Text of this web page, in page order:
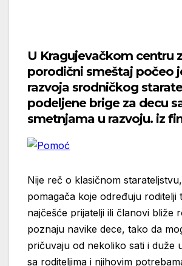
U Kragujevačkom centru
porodični smeštaj počeo
razvoja srodničkog
podeljene brige za decu
smetnjama u razvoju. iz
Nije reč o klasičnom
pomagača koje određuju roditelji
najčešće prijatelji ili članovi bliže
poznaju navike dece, tako da
pričuvaju od nekoliko sati i duže
sa roditeljima i njihovim